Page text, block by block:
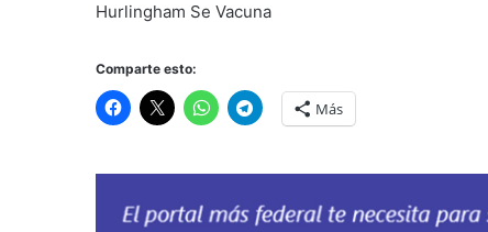
Hurlingham Se Vacuna
Comparte esto:
Más